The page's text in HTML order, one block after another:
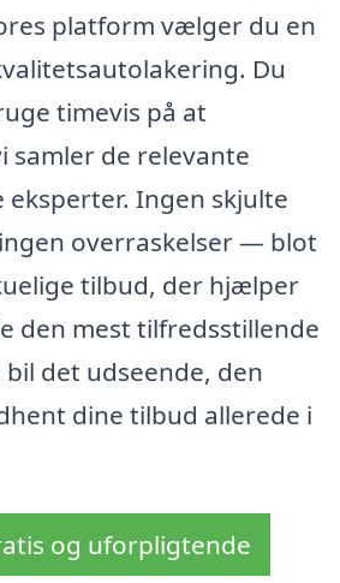
platform vælger du en
Du
timevis på at
samler de relevante
Ingen skjulte
overraskelser — blot
tilbud, der hjælper
den mest tilfredsstillende
det udseende, den
dine tilbud allerede i
og uforpligtende